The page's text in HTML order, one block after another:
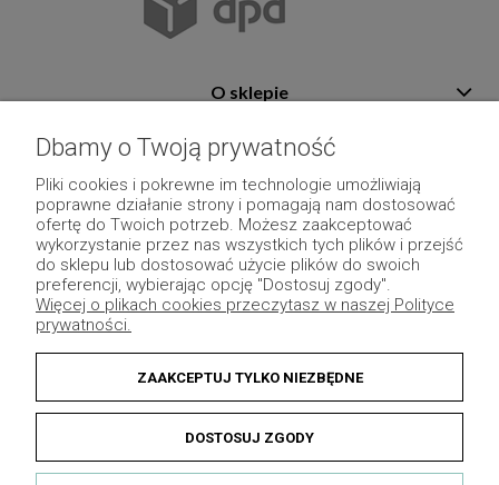
O sklepie
Płatność i dostawa
Moje konto
Pozostałe
Dbamy o Twoją prywatność
Pliki cookies i pokrewne im technologie umożliwiają
poprawne działanie strony i pomagają nam dostosować
ofertę do Twoich potrzeb. Możesz zaakceptować
wykorzystanie przez nas wszystkich tych plików i przejść
do sklepu lub dostosować użycie plików do swoich
preferencji, wybierając opcję "Dostosuj zgody".
Więcej o plikach cookies przeczytasz w naszej Polityce
prywatności.
ZAAKCEPTUJ TYLKO NIEZBĘDNE
DOSTOSUJ ZGODY